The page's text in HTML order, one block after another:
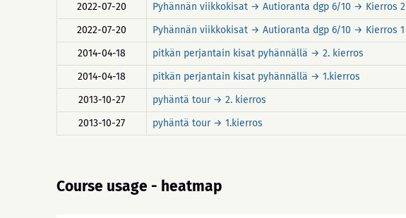
2022-07-20
Pyhännän viikkokisat → Autioranta dgp 6/10 → Kierros 2
2022-07-20
Pyhännän viikkokisat → Autioranta dgp 6/10 → Kierros 1
2014-04-18
pitkän perjantain kisat pyhännällä → 2. kierros
2014-04-18
pitkän perjantain kisat pyhännällä → 1.kierros
2013-10-27
pyhäntä tour → 2. kierros
2013-10-27
pyhäntä tour → 1.kierros
Course usage - heatmap